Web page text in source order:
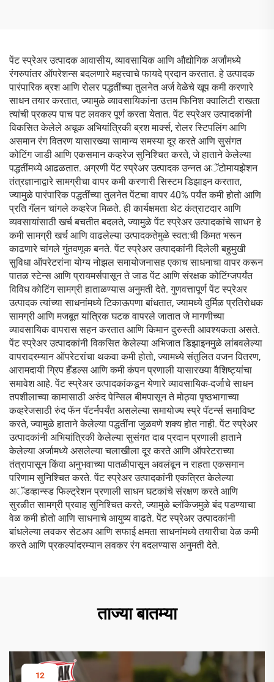
पेंट स्प्रेअर उत्पादक आवासीय, व्यावसायिक आणि औद्योगिक अर्जांमध्ये
रंगरुपांतर ऑपरेशन्स बदलणारे महत्त्वाचे फायदे प्रदान करतात. हे उत्पादक
पारंपारिक ब्रश आणि रोलर पद्धतींच्या तुलनेत अर्ज वेळेचे खूप कमी करणारे
साधन तयार करतात, ज्यामुळे व्यावसायिकांना उत्तम फिनिश क्वालिटी राखता
त्यांची प्रकल्प पाच पट लवकर पूर्ण करता येतात. पेंट स्प्रेअर उत्पादकांनी
विकसित केलेले अचूक अभियांत्रिकी ब्रश मार्क्स, रोलर स्टिपलिंग आणि
असमान रंग वितरण यासारख्या सामान्य समस्या दूर करते आणि सुसंगत
कोटिंग जाडी आणि एकसमान कव्हरेज सुनिश्चित करते, जे हाताने केलेल्या
पद्धतींमध्ये आढळतात. अग्रणी पेंट स्प्रेअर उत्पादक उन्नत अॅटोमायझेशन
तंत्रज्ञानाद्वारे सामग्रीचा वापर कमी करणारी सिस्टम डिझाइन करतात,
ज्यामुळे पारंपारिक पद्धतींच्या तुलनेत पेंटचा वापर 40% पर्यंत कमी होतो आणि
प्रति गॅलन चांगले कव्हरेज मिळते. ही कार्यक्षमता थेट कंत्राटदार आणि
व्यवसायांसाठी खर्च बचतीत बदलते, ज्यामुळे पेंट स्प्रेअर उत्पादकांचे साधन हे
कमी सामग्री खर्च आणि वाढलेल्या उत्पादकतेमुळे स्वत:ची किंमत भरून
काढणारे चांगले गुंतवणूक बनते. पेंट स्प्रेअर उत्पादकांनी दिलेली बहुमुखी
सुविधा ऑपरेटरांना योग्य नोझल समायोजनासह एकाच साधनाचा वापर करून
पातळ स्टेन्स आणि प्रायमर्सपासून ते जाड पेंट आणि संरक्षक कोटिंग्जपर्यंत
विविध कोटिंग सामग्री हाताळण्यास अनुमती देते. गुणवत्तापूर्ण पेंट स्प्रेअर
उत्पादक त्यांच्या साधनांमध्ये टिकाऊपणा बांधतात, ज्यामध्ये दुर्मिळ प्रतिरोधक
सामग्री आणि मजबूत यांत्रिक घटक वापरले जातात जे मागणीच्या
व्यावसायिक वापरास सहन करतात आणि किमान दुरुस्ती आवश्यकता असते.
पेंट स्प्रेअर उत्पादकांनी विकसित केलेल्या अभिजात डिझाइनमुळे लांबवलेल्या
वापरादरम्यान ऑपरेटरांचा थकवा कमी होतो, ज्यामध्ये संतुलित वजन वितरण,
आरामदायी ग्रिप हँडल्स आणि कमी कंपन प्रणाली यासारख्या वैशिष्ट्यांचा
समावेश आहे. पेंट स्प्रेअर उत्पादकांकडून येणारे व्यावसायिक-दर्जाचे साधन
तपशीलाच्या कामासाठी अरुंद पेन्सिल बीमपासून ते मोठ्या पृष्ठभागाच्या
कव्हरेजसाठी रुंद फॅन पॅटर्नपर्यंत असलेल्या समायोज्य स्प्रे पॅटर्न्स समाविष्ट
करते, ज्यामुळे हाताने केलेल्या पद्धतींना जुळवणे शक्य होत नाही. पेंट स्प्रेअर
उत्पादकांनी अभियांत्रिकी केलेल्या सुसंगत दाब प्रदान प्रणाली हाताने
केलेल्या अर्जामध्ये असलेल्या चलाखीला दूर करते आणि ऑपरेटराच्या
तंत्रापासून किंवा अनुभवाच्या पातळीपासून अवलंबून न राहता एकसमान
परिणाम सुनिश्चित करते. पेंट स्प्रेअर उत्पादकांनी एकत्रित केलेल्या
अॅडव्हान्स्ड फिल्ट्रेशन प्रणाली साधन घटकांचे संरक्षण करते आणि
सुरळीत सामग्री प्रवाह सुनिश्चित करते, ज्यामुळे ब्लॉकेजमुळे बंद पडण्याचा
वेळ कमी होतो आणि साधनाचे आयुष्य वाढते. पेंट स्प्रेअर उत्पादकांनी
बांधलेल्या लवकर सेटअप आणि सफाई क्षमता साधनांमध्ये तयारीचा वेळ कमी
करते आणि प्रकल्पांदरम्यान लवकर रंग बदलण्यास अनुमती देते.
ताज्या बातम्या
12